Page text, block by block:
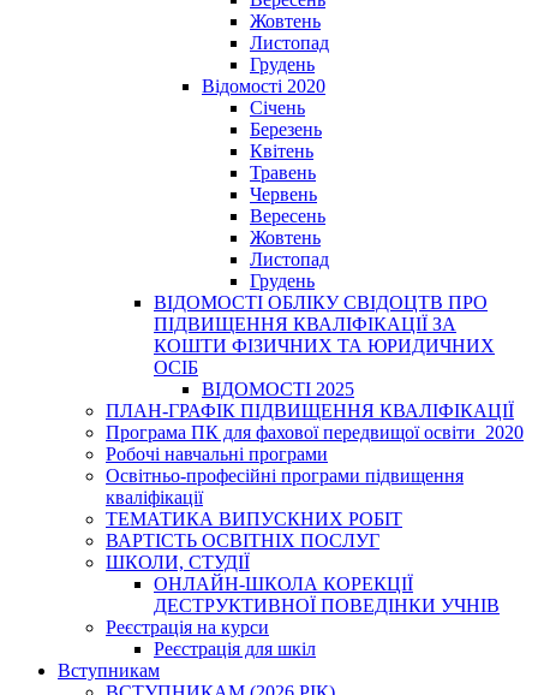
Жовтень
Листопад
Грудень
Відомості 2020
Січень
Березень
Квітень
Травень
Червень
Вересень
Жовтень
Листопад
Грудень
ВІДОМОСТІ ОБЛІКУ СВІДОЦТВ ПРО
ПІДВИЩЕННЯ КВАЛІФІКАЦІЇ ЗА
КОШТИ ФІЗИЧНИХ ТА ЮРИДИЧНИХ
ОСІБ
ВІДОМОСТІ 2025
ПЛАН-ГРАФІК ПІДВИЩЕННЯ КВАЛІФІКАЦІЇ
Програма ПК для фахової передвищої освіти_2020
Робочі навчальні програми
Освітньо-професійні програми підвищення
кваліфікації
ТЕМАТИКА ВИПУСКНИХ РОБІТ
ВАРТІСТЬ ОСВІТНІХ ПОСЛУГ
ШКОЛИ, СТУДІЇ
ОНЛАЙН-ШКОЛА КОРЕКЦІЇ
ДЕСТРУКТИВНОЇ ПОВЕДІНКИ УЧНІВ
Реєстрація на курси
Реєстрація для шкіл
Вступникам